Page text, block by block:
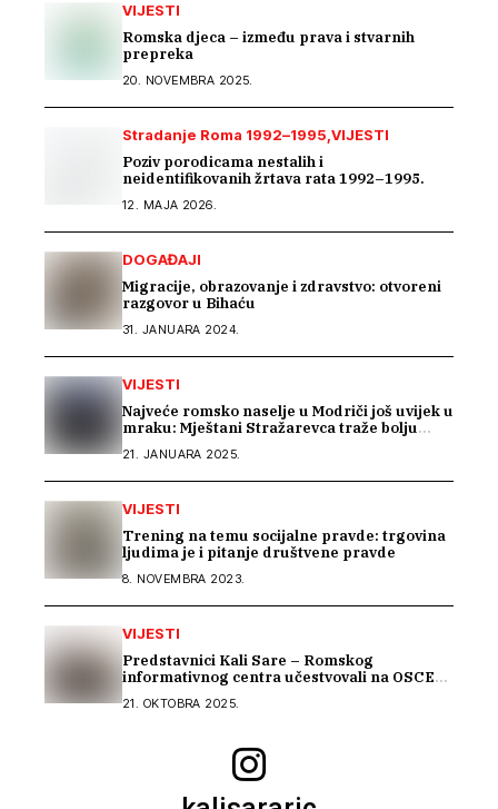
VIJESTI
Romska djeca – između prava i stvarnih
prepreka
20. NOVEMBRA 2025.
Stradanje Roma 1992–1995 VIJESTI
Poziv porodicama nestalih i
neidentifikovanih žrtava rata 1992–1995.
12. MAJA 2026.
DOGAĐAJI
Migracije, obrazovanje i zdravstvo: otvoreni
razgovor u Bihaću
31. JANUARA 2024.
VIJESTI
Najveće romsko naselje u Modriči još uvijek u
mraku: Mještani Stražarevca traže bolju
21. JANUARA 2025.
VIJESTI
Trening na temu socijalne pravde: trgovina
ljudima je i pitanje društvene pravde
8. NOVEMBRA 2023.
VIJESTI
Predstavnici Kali Sare – Romskog
informativnog centra učestvovali na OSCE
21. OKTOBRA 2025.